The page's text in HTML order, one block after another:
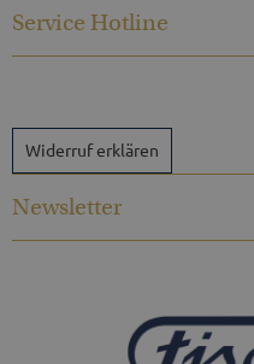
Service Hotline
Widerruf erklären
Newsletter